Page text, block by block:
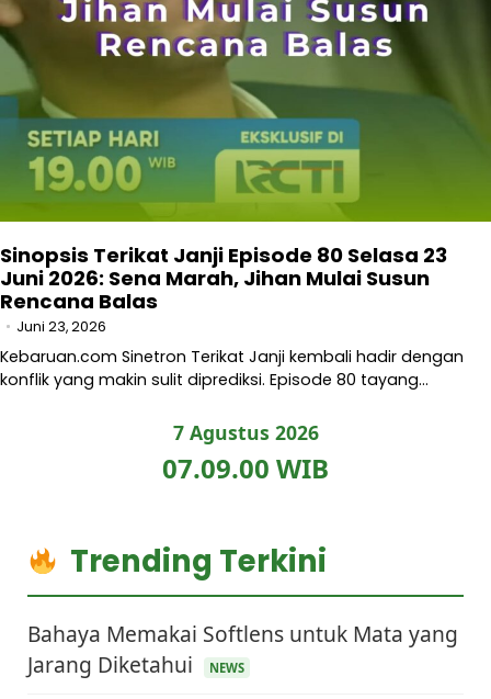
Sinopsis Terikat Janji Episode 80 Selasa 23
Juni 2026: Sena Marah, Jihan Mulai Susun
Rencana Balas
Juni 23, 2026
Kebaruan.com Sinetron Terikat Janji kembali hadir dengan
konflik yang makin sulit diprediksi. Episode 80 tayang…
7 Agustus 2026
07.09.01 WIB
Trending Terkini
Bahaya Memakai Softlens untuk Mata yang
Jarang Diketahui
NEWS